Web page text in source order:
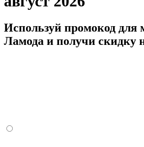
Используй промокод для
Ламода и получи скидку